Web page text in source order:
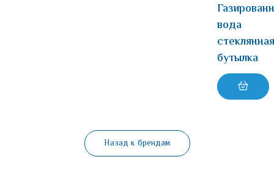
вода
стеклянная
бутылка
Назад к брендам